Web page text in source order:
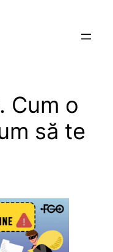
Cum o
să te